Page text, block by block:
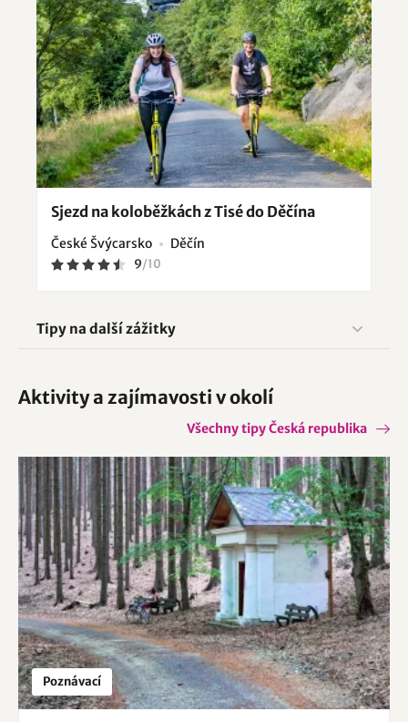
Sjezd na koloběžkách z Tisé do Děčína
České Švýcarsko Děčín
9/10
Tipy na další zážitky
Aktivity a zajímavosti v okolí
Všechny tipy Česká republika
Poznávací